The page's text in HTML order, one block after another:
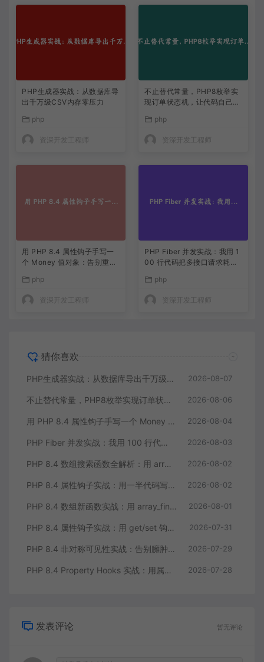
PHP生成器实战：从数据库导
出千万级CSV内存零压力
php
资深开发工程师
不止替代常量，PHP8枚举实
现订单状态机，让代码自己说
php
资深开发工程师
用 PHP 8.4 属性钩子手写一
个 Money 值对象：告别重复
php
资深开发工程师
PHP Fiber 并发实战：我用 1
00 行代码把多接口请求耗时
php
资深开发工程师
猜你喜欢
PHP生成器实战：从数据库导出千万级CSV内存零压力 2026-08-07
不止替代常量，PHP8枚举实现订单状态机，让代码自己说话 2026-08-06
用 PHP 8.4 属性钩子手写一个 Money 值对象：告别重复的 getter/setter 2026-08-04
PHP Fiber 并发实战：我用 100 行代码把多接口请求耗时缩到三分之一 2026-08-03
PHP 8.4 数组搜索函数全解析：用 array_find 终结你的十行 foreach 2026-08-02
PHP 8.4 属性钩子实战：用一半代码写出更健壮的模型类 2026-08-02
PHP 8.4 数组新函数实战：用 array_find 和 array_any 重构集合查询逻辑 2026-08-01
PHP 8.4 属性钩子实战：用 get/set 钩子告别无意义的样板代码 2026-07-31
PHP 8.4 非对称可见性实战：告别臃肿的 getter/setter 控制读写分离 2026-07-29
PHP 8.4 Property Hooks 实战：用属性钩子替代臃肿的 getter/setter 2026-07-28
发表评论 暂无评论